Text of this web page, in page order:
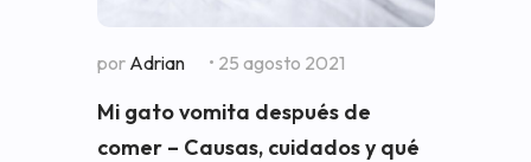
por Adrian • 25 agosto 2021
Mi gato vomita después de
comer – Causas, cuidados y qué